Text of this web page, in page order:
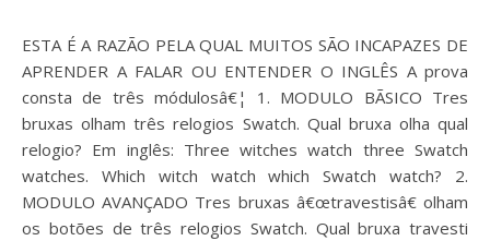
ESTA É A RAZÃO PELA QUAL MUITOS SÃO INCAPAZES DE
APRENDER A FALAR OU ENTENDER O INGLÊS A prova
consta de três módulosâ€¦ 1. MODULO BÃSICO Tres
bruxas olham três relogios Swatch. Qual bruxa olha qual
relogio? Em inglês: Three witches watch three Swatch
watches. Which witch watch which Swatch watch? 2.
MODULO AVANÇADO Tres bruxas â€œtravestisâ€ olham
os botões de três relogios Swatch. Qual bruxa travesti